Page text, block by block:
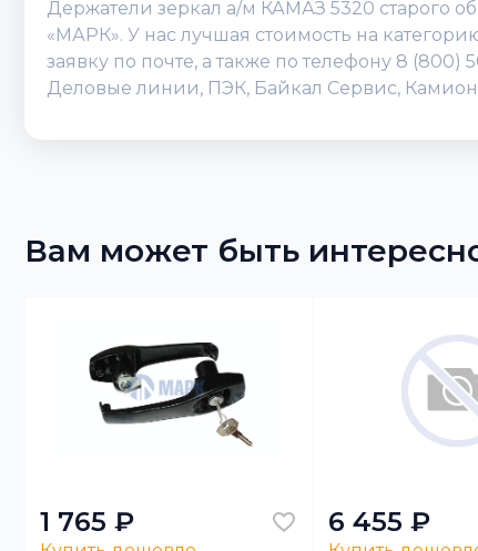
Держатели зеркал а/м КАМАЗ 5320 старого
«МАРК». У нас лучшая стоимость на
заявку по почте, а также по телефону 8
Деловые линии, ПЭК, Байкал Сервис,
Вам может быть
1 765 ₽ 6 455 ₽